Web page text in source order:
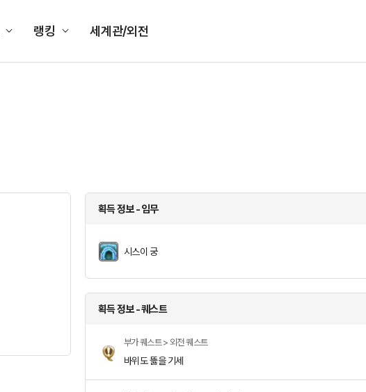
랭킹 세계관/외전
획득 정보 - 임무
시스이 궁
획득 정보 - 퀘스트
부가 퀘스트 > 외전 퀘스트
바위도 뚫을 기세